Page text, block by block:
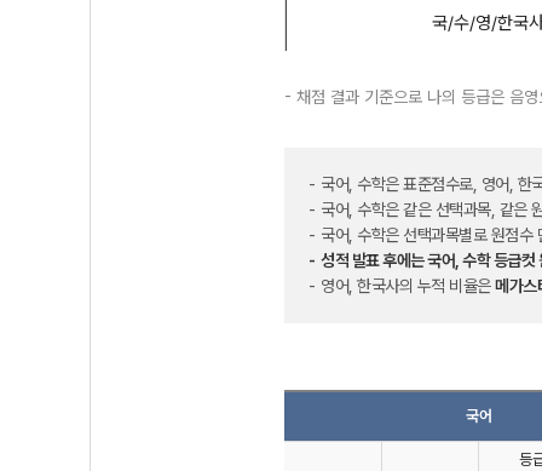
국/수/영/한국
- 채점 결과 기준으로 나의 등급은 음
국어, 수학은 표준점수로, 영어, 한
국어, 수학은 같은 선택과목, 같은
국어, 수학은 선택과목별로 원점수
성적 발표 후에는 국어, 수학 등급
영어, 한국사의 누적 비율은메가스
국어
등